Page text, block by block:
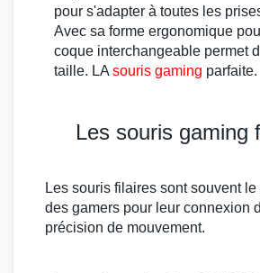
pour s'adapter à toutes les
Avec sa forme ergonomique
coque interchangeable permet
taille. LA souris gaming parfaite.
Les souris gaming
Les souris filaires sont souvent
des gamers pour leur connexion
précision de mouvement.